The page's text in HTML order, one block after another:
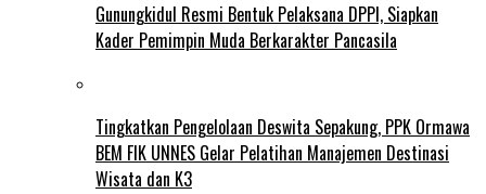
Gunungkidul Resmi Bentuk Pelaksana DPPI, Siapkan
Kader Pemimpin Muda Berkarakter Pancasila
Tingkatkan Pengelolaan Deswita Sepakung, PPK Ormawa
BEM FIK UNNES Gelar Pelatihan Manajemen Destinasi
Wisata dan K3